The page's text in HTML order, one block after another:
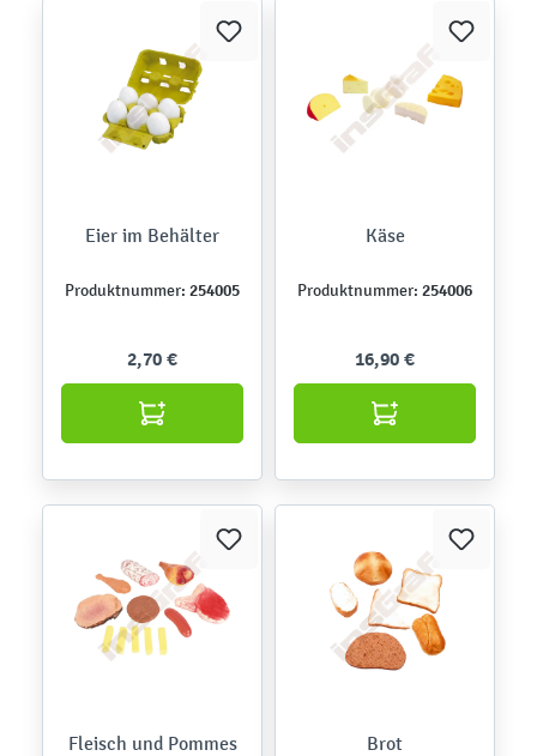
Eier im Behälter
Produktnummer: 254005
2,70 €
Käse
Produktnummer: 254006
16,90 €
Fleisch und Pommes Brot